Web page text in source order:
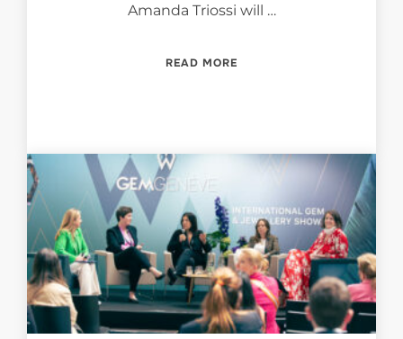
Amanda Triossi will …
READ MORE